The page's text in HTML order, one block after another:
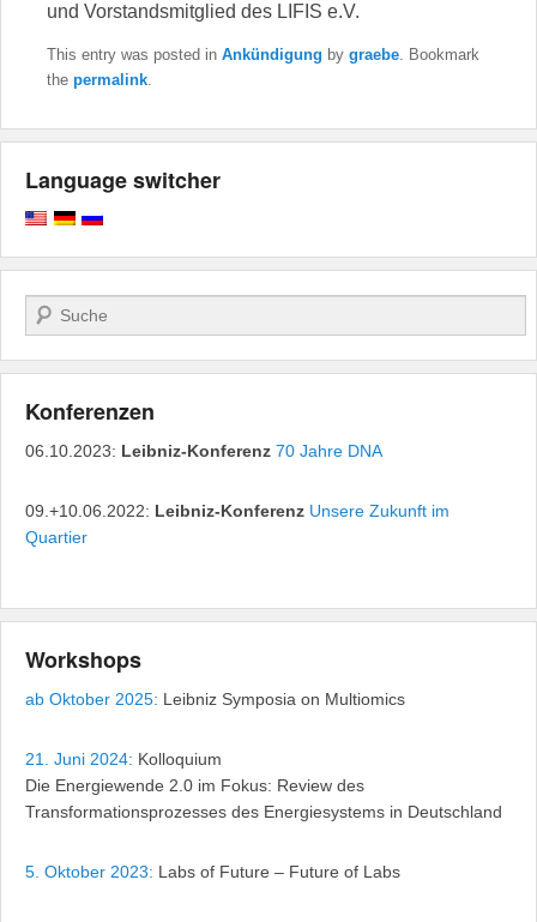
und Vorstandsmitglied des LIFIS e.V.
This entry was posted in Ankündigung by graebe. Bookmark
the permalink.
Language switcher
Search
Konferenzen
06.10.2023: Leibniz-Konferenz 70 Jahre DNA
09.+10.06.2022: Leibniz-Konferenz Unsere Zukunft im
Quartier
Workshops
ab Oktober 2025: Leibniz Symposia on Multiomics
21. Juni 2024: Kolloquium
Die Energiewende 2.0 im Fokus: Review des
Transformationsprozesses des Energiesystems in Deutschland
5. Oktober 2023: Labs of Future – Future of Labs